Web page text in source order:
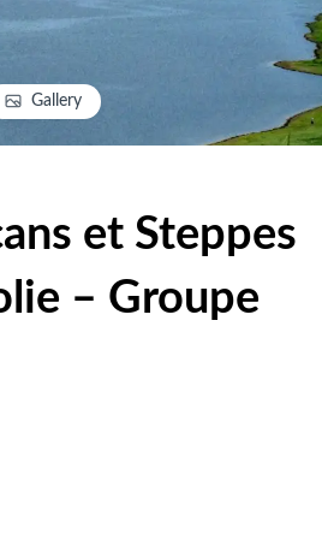
Gallery
et Steppes
– Groupe